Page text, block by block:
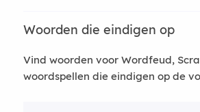
Woorden die eindigen op
Vind woorden voor Wordfeud,
woordspellen die eindigen op de